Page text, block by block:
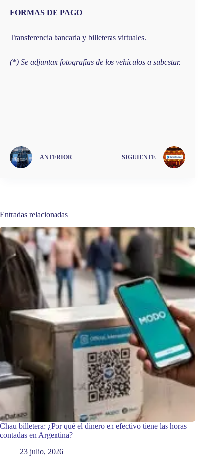
FORMAS DE PAGO
Transferencia bancaria y billeteras virtuales.
(*) Se adjuntan fotografías de los vehículos a subastar.
ANTERIOR SIGUIENTE
Entradas relacionadas
Chau billetera: ¿Por qué el dinero en efectivo tiene las horas
contadas en Argentina?
23 julio, 2026